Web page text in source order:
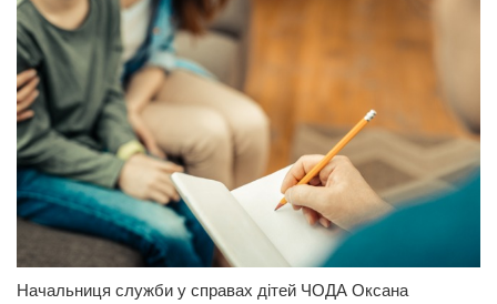
Начальниця служби у справах дітей ЧОДА Оксана